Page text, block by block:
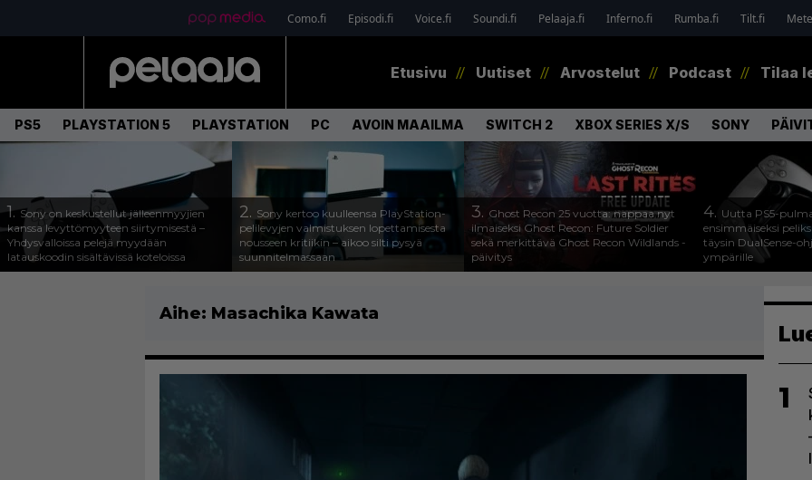
Como.fi Episodi.fi Voice.fi Soundi.fi Pelaaja.fi Inferno.fi Rumba.fi Tilt.fi
Etusivu Uutiset Arvostelut Podcast Tilaa
PS5 PLAYSTATION 5 PLAYSTATION PC AVOIN MAAILMA SWITCH 2 XBOX SERIES X/S SONY
1.Sony on keskustellut jälleenmyyjien
kanssa levyttömyyteen siirtymisestä –
Yhdysvalloissa pelejä myydään
latauskoodin sisältävissä koteloissa
2. Sony kertoo kuulleensa PlayStation-
pelilevyjen valmistuksen lopettamisesta
nousseen kritiikin – aikoo silti pysyä
suunnitelmassaan
3. Ghost Recon 25 vuotta: nappaa nyt
ilmaiseksi Ghost Recon: Future Soldier
sekä merkittävä Ghost Recon Wildlands -
päivitys
4. Uutta PS5-
ensimmäiseksi
täysin DualSense-
ympärille
Aihe: Masachika Kawata
1